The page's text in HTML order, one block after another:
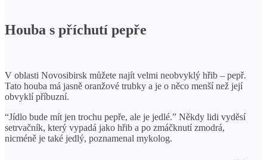
Houba s příchutí pepře
V oblasti Novosibirsk můžete najít velmi neobvyklý hřib – pepř.
Tato houba má jasně oranžové trubky a je o něco menší než její
obvyklí příbuzní.
“Jídlo bude mít jen trochu pepře, ale je jedlé.” Někdy lidi vyděsí
setrvačník, který vypadá jako hřib a po zmáčknutí zmodrá,
nicméně je také jedlý, poznamenal mykolog.